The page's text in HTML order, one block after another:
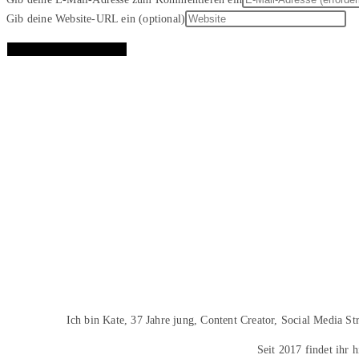
Gib deine Website-URL ein (optional)
Ich bin Kate, 37 Jahre jung, Content Creator, Social Media
Seit 2017 findet ihr